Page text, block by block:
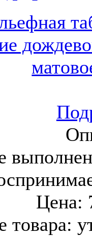
Цена:
товара: